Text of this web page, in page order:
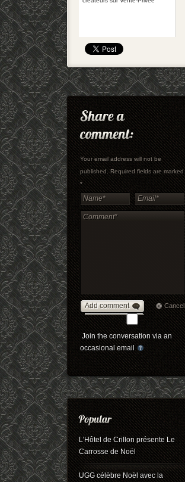
Your email address will not be
published. Required fields are marked
*
Add comment Cancel
Join the conversation via an
occasional email
L'Hôtel de Crillon présente Le
Carrosse de Noël
UGG célèbre Noël avec la